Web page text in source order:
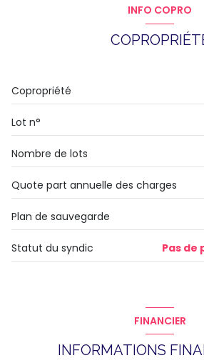
chambre
salon/sejour
INFO COPRO
Copropriété
Lot n°
Nombre de lots
Quote part annuelle des charges
Plan de sauvegarde
Statut du syndic Pas de
FINANCIER
INFORMATIONS